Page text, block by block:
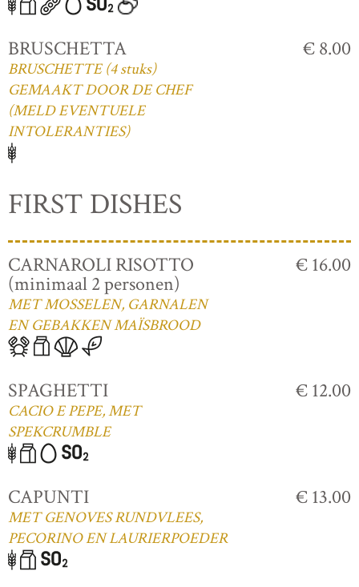
BRUSCHETTA
BRUSCHETTE (4 stuks)
GEMAAKT DOOR DE CHEF
(MELD EVENTUELE
INTOLERANTIES)
€ 8.00
FIRST DISHES
CARNAROLI RISOTTO
(minimaal 2 personen)
MET MOSSELEN, GARNALEN
EN GEBAKKEN MAÏSBROOD
€ 16.00
SPAGHETTI
CACIO E PEPE, MET
SPEKCRUMBLE
€ 12.00
CAPUNTI
MET GENOVES RUNDVLEES,
PECORINO EN LAURIERPOEDER
€ 13.00